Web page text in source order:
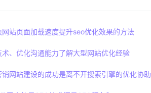
网站页面加载速度提升seo优化效果的方法
术、优化沟通能力了解大型网站优化经验
网站建设的成功是离不开搜索引擎的优化协助